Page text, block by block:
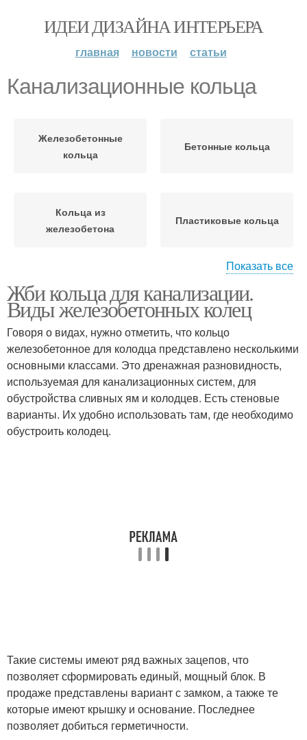
ИДЕИ ДИЗАЙНА ИНТЕРЬЕРА
главная новости статьи
Канализационные кольца
Железобетонные
кольца
Бетонные кольца
Кольца из
железобетона
Пластиковые кольца
канализации
Показать все
Жби кольца для канализации.
Виды железобетонных колец
Говоря о видах, нужно отметить, что кольцо
железобетонное для колодца представлено несколькими
основными классами. Это дренажная разновидность,
используемая для канализационных систем, для
обустройства сливных ям и колодцев. Есть стеновые
варианты. Их удобно использовать там, где необходимо
обустроить колодец.
Такие системы имеют ряд важных зацепов, что
позволяет сформировать единый, мощный блок. В
продаже представлены вариант с замком, а также те
которые имеют крышку и основание. Последнее
позволяет добиться герметичности.